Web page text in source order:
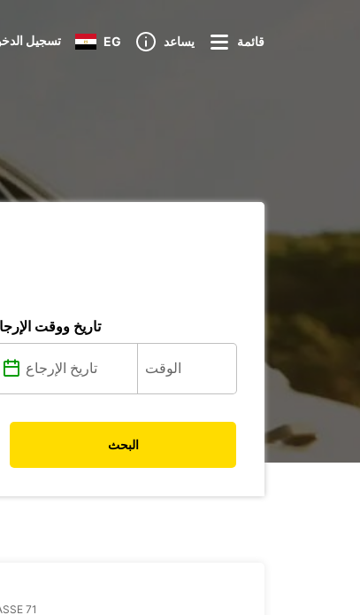
تسجيل EG يساعد قائمة
تاريخ ووقت
البحث
71